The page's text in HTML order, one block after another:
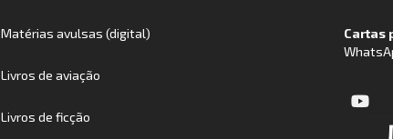
Matérias avulsas (digital)
Livros de aviação
Livros de ficção
Cartas